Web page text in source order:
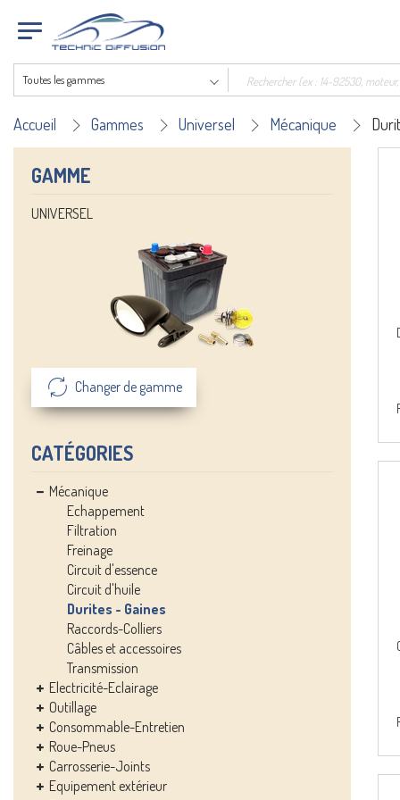
Toutes les gammes
Accueil Gammes Universel Mécanique
GAMME
UNIVERSEL
Changer de gamme
CATÉGORIES
Mécanique
Echappement
Filtration
Freinage
Circuit d'essence
Circuit d'huile
Durites - Gaines
Raccords-Colliers
Câbles et accessoires
Transmission
Electricité-Eclairage
Outillage
Consommable-Entretien
Roue-Pneus
Carrosserie-Joints
Equipement extérieur